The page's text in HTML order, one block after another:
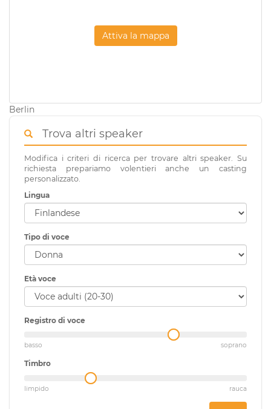
Attiva la mappa
Berlin
Trova altri speaker
Modifica i criteri di ricerca per trovare altri speaker. Su
richiesta prepariamo volentieri anche un casting
personalizzato.
Lingua
Tipo di voce
Età voce
Registro di voce
basso soprano
Timbro
limpido rauca